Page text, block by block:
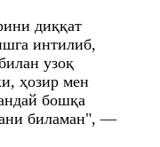
диққат
интилиб,
узоқ
ҳозир мен
бошқа
биламан", —